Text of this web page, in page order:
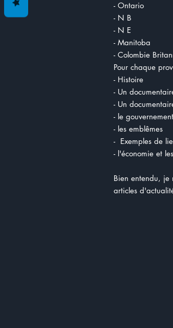
- Ontario
- N B
- N E
- Manitoba
- Colombie
Pour chaque
- Histoire
- Un
- Un
- le gouvernement
- les emblêmes
- Exemples de
- l'économie et
Bien entendu, je
articles